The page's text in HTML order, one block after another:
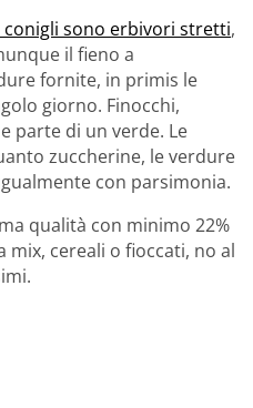
conigli sono erbivori stretti,
il fieno a
fornite, in primis le
giorno. Finocchi,
parte di un verde. Le
zuccherine, le verdure
con parsimonia.
qualità con minimo 22%
mix, cereali o fioccati, no al